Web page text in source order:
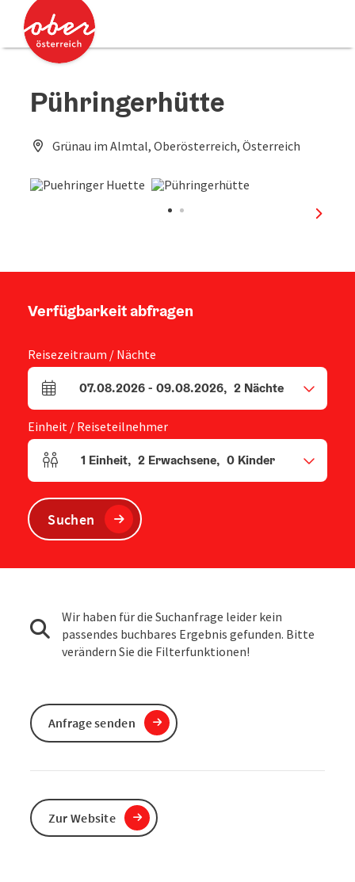
Zum Inhalt
Zum Seitenanfang
Pühringerhütte
Grünau im Almtal, Oberösterreich, Österreich
Verfügbarkeit abfragen
Reisezeitraum / Nächte
An- und Abreisefelder
07.08.2026- 09.08.2026, 2 Nächte
Einheit / Reiseteilnehmer
Einheitenanzahl und Personenfelder
1 Einheit, 2 Erwachsene, 0 Kinder
Suchen
Wir haben für die Suchanfrage leider kein
passendes buchbares Ergebnis gefunden. Bitte
verändern Sie die Filterfunktionen!
Anfrage senden
Zur Website